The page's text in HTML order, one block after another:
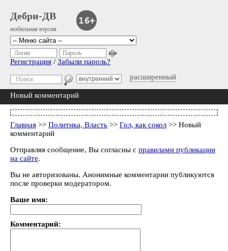
Дебри-ДВ
мобильная версия
расширенный
Логин Пароль
Регистрация / Забыли пароль?
Новый комментарий
Главная >> Политика, Власть >> Гол, как сокол >> Новый
комментарий
Отправляя сообщение, Вы согласны с правилами публикации
на сайте.
Вы не авторизованы. Анонимные комментарии публикуются
после проверки модератором.
Ваше имя:
Комментарий: